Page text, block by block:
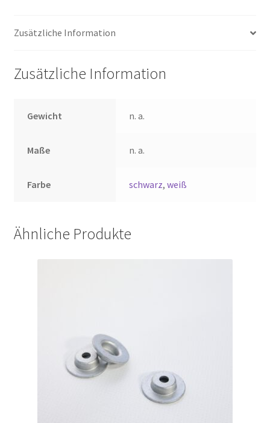
Zusätzliche Information
Zusätzliche Information
Gewicht n. a.
Maße n. a.
Farbe schwarz,weiß
Ähnliche Produkte